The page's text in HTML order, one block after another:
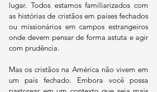
lugar. Todos estamos familiarizados com
as histórias de cristãos em países fechados
ou missionários em campos estrangeiros
onde devem pensar de forma astuta e agir
com prudência.
Mas os cristãos na América não vivem em
um país fechado. Embora você possa